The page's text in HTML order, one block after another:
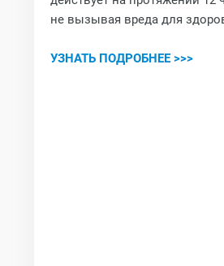
не вызывая вреда для
УЗНАТЬ ПОДРОБНЕЕ >>>